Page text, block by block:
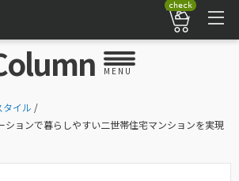
check
MENU
タイル /
ションで暮らしやすい二世帯住宅マンションを実現